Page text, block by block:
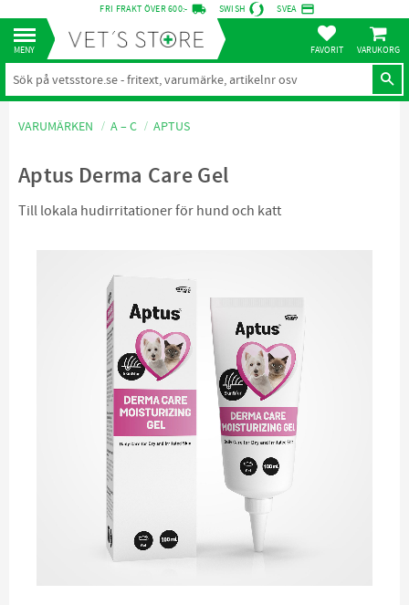
Meny
FRI FRAKT ÖVER 600:- local_shipping SWISH SVEA credit_card
FAVORITER
VARUMÄRKEN A – C APTUS
Aptus Derma Care Gel
Till lokala hudirritationer för hund och katt